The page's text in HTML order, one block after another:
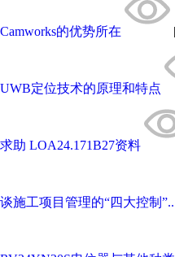
Camworks的优势所在
UWB定位技术的原理和特点
求助 LOA24.171B27资料
谈施工项目管理的“四大控制